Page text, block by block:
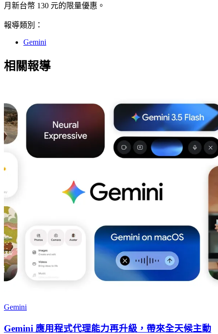
月新台幣 130 元的限量優惠。
報導類別：
Gemini
相關報導
Gemini
Gemini 應用程式代理能力再升級，帶來全天候主動